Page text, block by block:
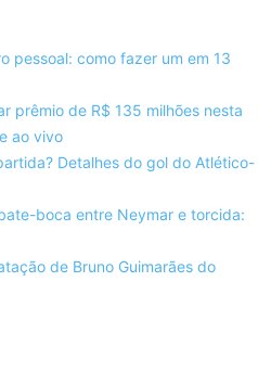
pessoal: como fazer um em 13
prêmio de R$ 135 milhões nesta
ao vivo
Detalhes do gol do Atlético-
boca entre Neymar e torcida:
de Bruno Guimarães do